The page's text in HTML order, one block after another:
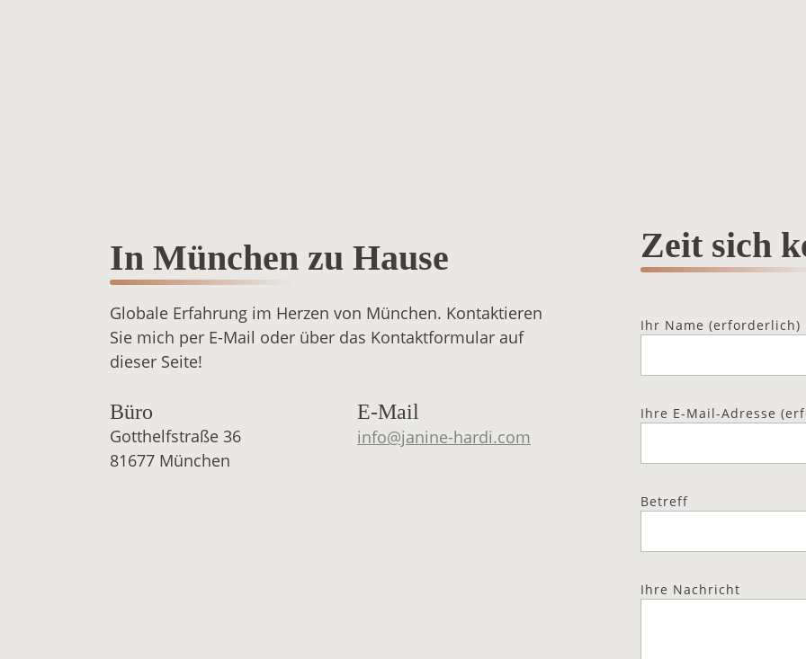
In München zu Hause
Globale Erfahrung im Herzen von München. Kontaktieren
Sie mich per E-Mail oder über das Kontaktformular auf
dieser Seite!
Büro
Gotthelfstraße 36
81677 München
E-Mail
info@janine-hardi.com
Zeit sich
Ihr Name (erforderlich)
Ihre E-Mail-Adresse
Betreff
Ihre Nachricht